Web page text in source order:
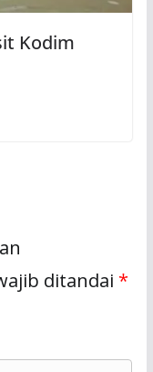
Kodim
ditandai *